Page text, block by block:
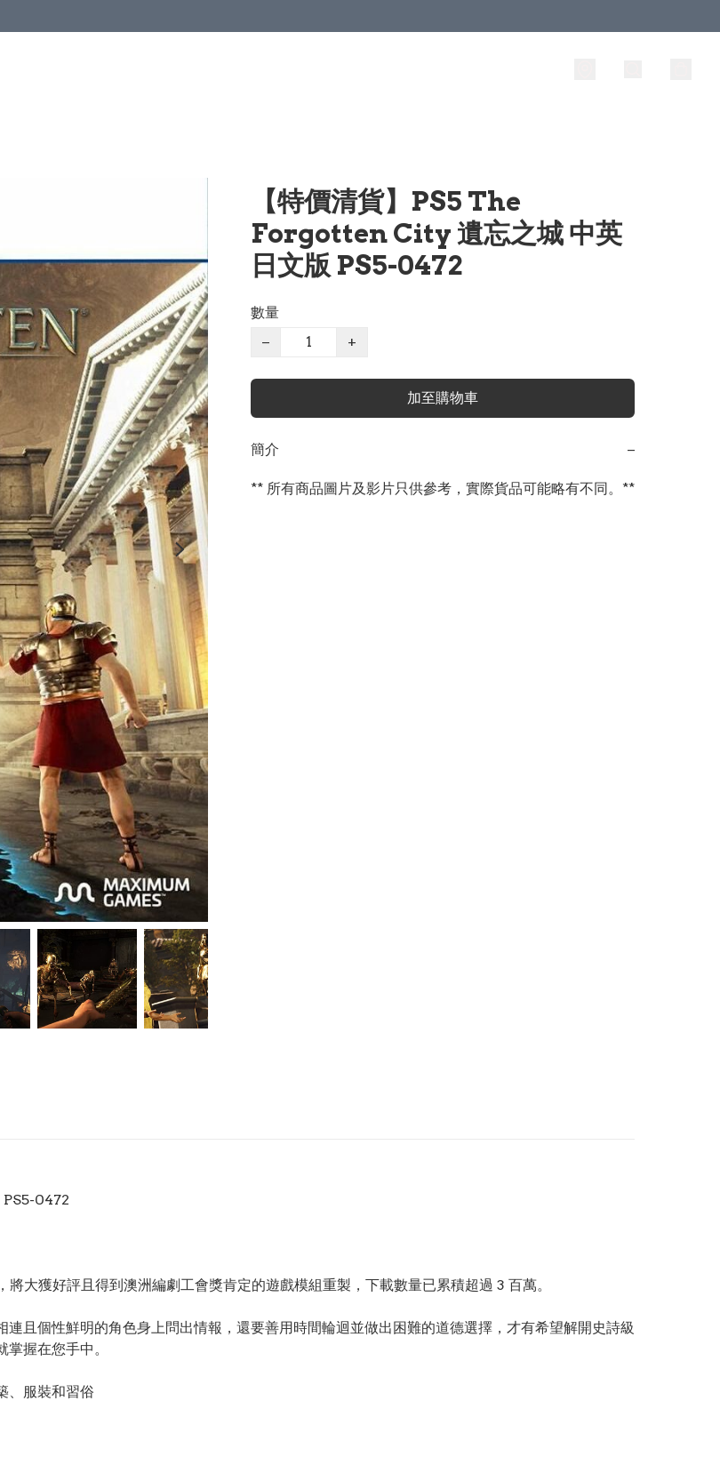
【特價清貨】PS5 The
Forgotten City 遺忘之城 中英
日文版 PS5-0472
數量
−
+
加至購物車
簡介 −
** 所有商品圖片及影片只供參考，實際貨品可能略有不同。**
0472
獲好評且得到澳洲編劇工會獎肯定的遊戲模組重製，下載數量已累積超過 3 百萬。
且個性鮮明的角色身上問出情報，還要善用時間輪迴並做出困難的道德選擇，才有希望解開史詩級
握在您手中。
、服裝和習俗